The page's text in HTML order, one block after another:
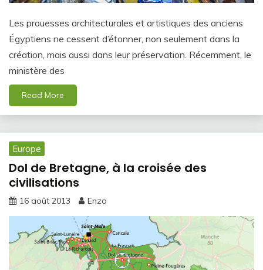
Les prouesses architecturales et artistiques des anciens
Égyptiens ne cessent d’étonner, non seulement dans la
création, mais aussi dans leur préservation. Récemment, le
ministère des
Read More
Europe
Dol de Bretagne, à la croisée des
civilisations
16 août 2013 Enzo